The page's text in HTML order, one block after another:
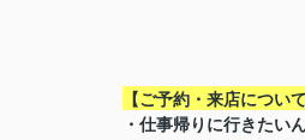
【ご予約・来店について
・仕事帰りに行きたい